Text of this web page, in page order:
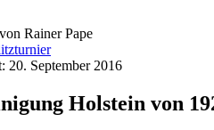
Rainer Pape
20. September 2016
Holstein von